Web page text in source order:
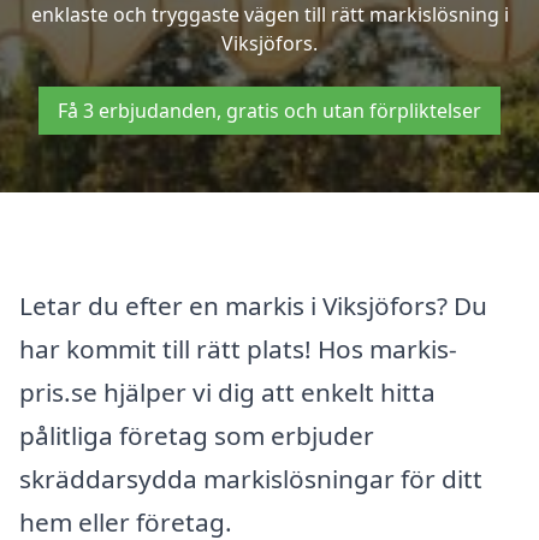
enklaste och tryggaste vägen till rätt markislösning i
Viksjöfors.
Få 3 erbjudanden, gratis och utan förpliktelser
Letar du efter en markis i Viksjöfors? Du
har kommit till rätt plats! Hos markis-
pris.se hjälper vi dig att enkelt hitta
pålitliga företag som erbjuder
skräddarsydda markislösningar för ditt
hem eller företag.